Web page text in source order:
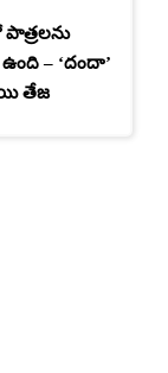
– ‘దందా’
తేజ